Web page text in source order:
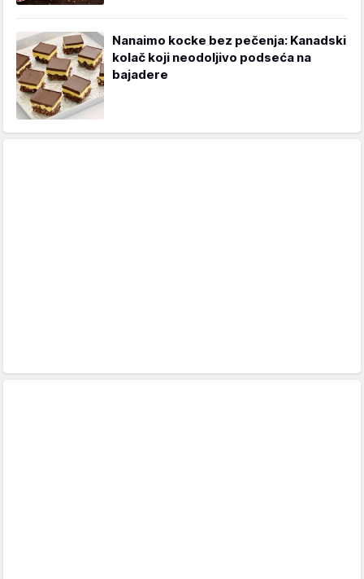
Nanaimo kocke bez pečenja: Kanadski
kolač koji neodoljivo podseća na
bajadere